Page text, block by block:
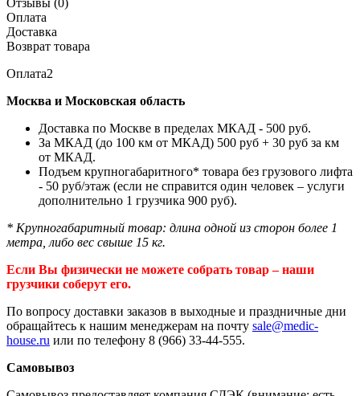
Отзывы (0)
Оплата
Доставка
Возврат товара
Оплата2
Москва и Московская область
Доставка по Москве в пределах МКАД - 500 руб.
За МКАД (до 100 км от МКАД) 500 руб + 30 руб за км
от МКАД.
Подъем крупногабаритного* товара без грузового лифта
- 50 руб/этаж (если не справится один человек – услуги
дополнительно 1 грузчика 900 руб).
* Крупногабаритный товар: длина одной из сторон более 1
метра, либо вес свыше 15 кг.
Если Вы физически не можете собрать товар – наши
грузчики соберут его.
По вопросу доставки заказов в выходные и праздничные дни
обращайтесь к нашим менеджерам на почту sale@medic-
house.ru или по телефону 8 (966) 33-44-555.
Самовывоз